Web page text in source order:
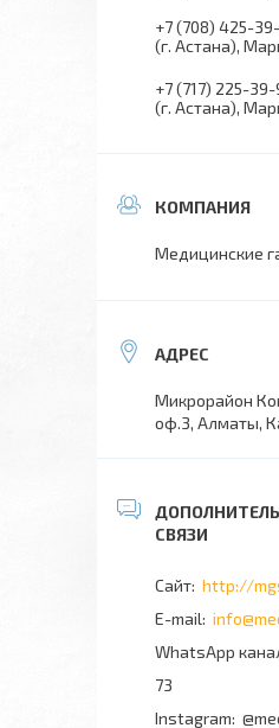
+7 (708) 425-
(г. Астана),
+7 (717) 225-39-
(г. Астана),
Медицинские
Микрорайон
оф.3, Алматы,
http://
WhatsApp
73
Instagram